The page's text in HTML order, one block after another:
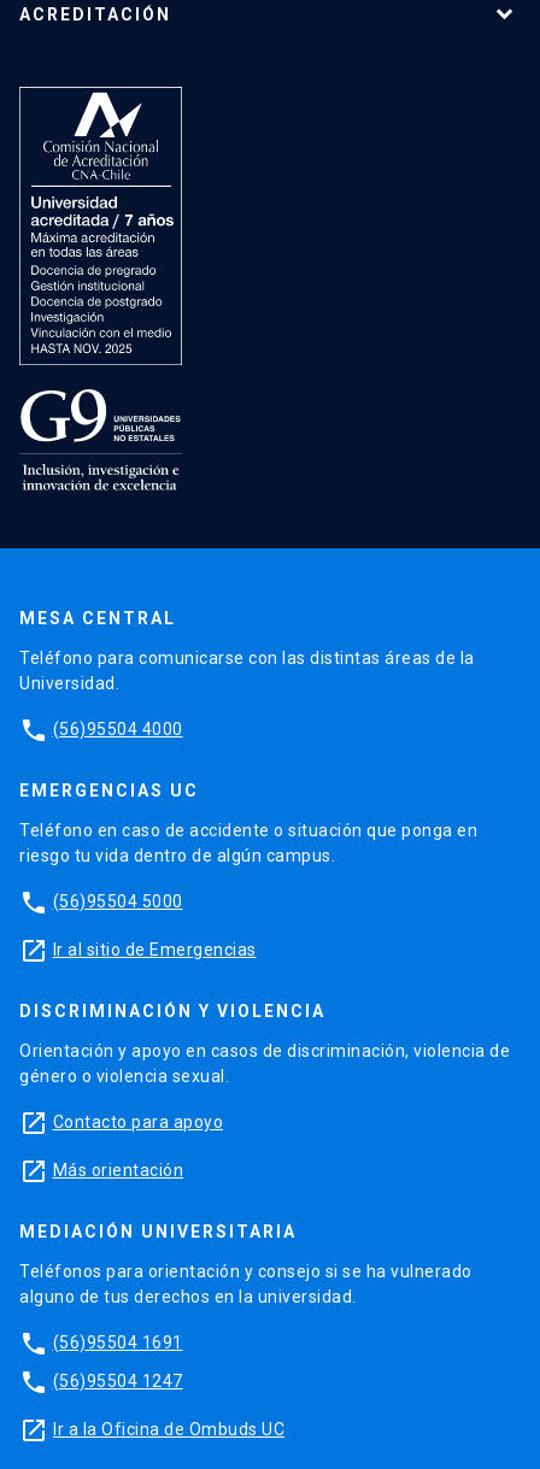
ACREDITACIÓN
MESA CENTRAL
Teléfono para comunicarse con las distintas áreas de la
Universidad.
phone (56)95504 4000
EMERGENCIAS UC
Teléfono en caso de accidente o situación que ponga en
riesgo tu vida dentro de algún campus.
phone (56)95504 5000
launch Ir al sitio de Emergencias
DISCRIMINACIÓN Y VIOLENCIA
Orientación y apoyo en casos de discriminación, violencia de
género o violencia sexual.
launch Contacto para apoyo
launch Más orientación
MEDIACIÓN UNIVERSITARIA
Teléfonos para orientación y consejo si se ha vulnerado
alguno de tus derechos en la universidad.
phone (56)95504 1691
phone (56)95504 1247
launch Ir a la Oficina de Ombuds UC